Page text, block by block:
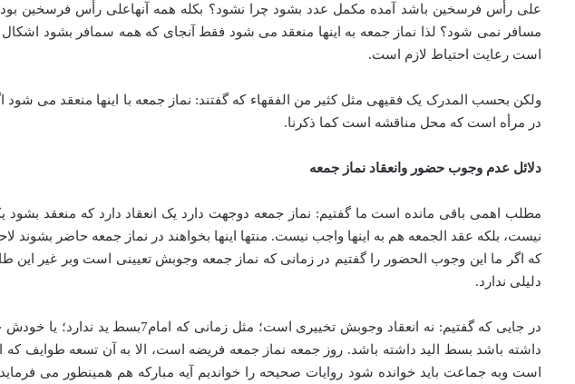
علی رأس فرسخین باشد آمده مکمل عدد بشود چرا نشود؟ بکله همه آنهاعلی رأس فرسخین
مسافر نمی شود؟ لذا نماز جمعه به اینها منعقد می شود فقط آنجای که همه سمافر بشود
است رعایت احتیاط لازم است.
ولکن بحسب المدرک یک فقیهی مثل کثیر من الفقهاء که گفتند: نماز جمعه با اینها منعقد می
در مرأه است که محل مناقشه است کما ذکرنا.
دلائل عدم وجوب حضور وانعقاد نماز جمعه
مطلب اهمی باقی مانده است ما گفتیم: نماز جمعه دوجهت دارد یک انعقاد دارد که منعقد
نیست، بلکه عقد الجمعه هم به اینها واجب نیست. منتها اینها بخواهند در نماز جمعه حاضر بشوند
که اگر ما این وجوب الحضور را گفتیم در زمانی که نماز جمعه وجوبش تعیینی است وبر غیر
دلیلی ندارد.
در جایی که گفتیم: نه انعقاد
داشته باشد بسط الید داشته باشد. روز جمعه نماز جمعه فریضه است، الا به آن تسعه طوایف
است وبه جماعت باید خوانده شود روایات صحیحه را خواندیم آیه مبارکه هم همینطور می